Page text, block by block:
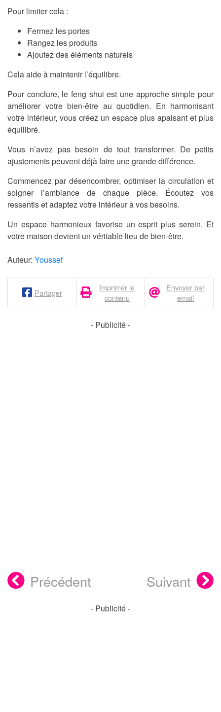
Pour limiter cela :
Fermez les portes
Rangez les produits
Ajoutez des éléments naturels
Cela aide à maintenir l’équilibre.
Pour conclure, le feng shui est une approche simple pour
améliorer votre bien-être au quotidien. En harmonisant
votre intérieur, vous créez un espace plus apaisant et plus
équilibré.
Vous n’avez pas besoin de tout transformer. De petits
ajustements peuvent déjà faire une grande différence.
Commencez par désencombrer, optimiser la circulation et
soigner l’ambiance de chaque pièce. Écoutez vos
ressentis et adaptez votre intérieur à vos besoins.
Un espace harmonieux favorise un esprit plus serein. Et
votre maison devient un véritable lieu de bien-être.
Auteur: Youssef
Partager
Imprimer le
contenu
Envoyer par
email
- Publicité -
Précédent Suivant
- Publicité -